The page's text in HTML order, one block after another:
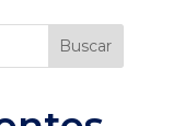
Buscar